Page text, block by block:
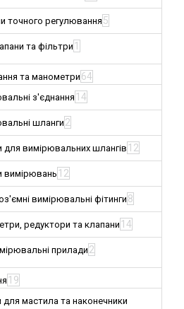
точного регулювання 5
та фільтри 1
та манометри 64
з'єднання 14
шланги 2
для вимірювальних шлангів 12
вимірювань 12
вимірювальні фітинги 8
редуктори та клапани 14
прилади2
19
для мастила та наконечники